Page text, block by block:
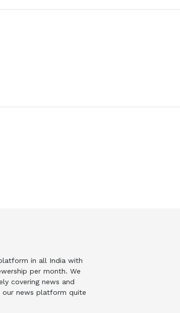
in all India with
per month. We
covering news and
our news platform quite